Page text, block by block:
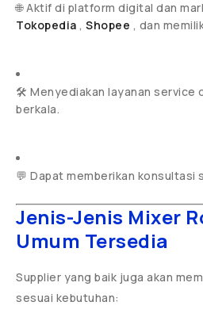
🌐 Aktif di platform digital dan
Tokopedia , Shopee , dan
🛠️ Menyediakan layanan service
berkala.
💬 Dapat memberikan konsultasi
Jenis-Jenis Mixer
Umum Tersedia
Supplier yang baik juga akan
sesuai kebutuhan: